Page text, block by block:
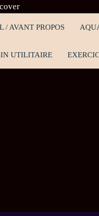
/ AVANT PROPOS
UTILITAIRE